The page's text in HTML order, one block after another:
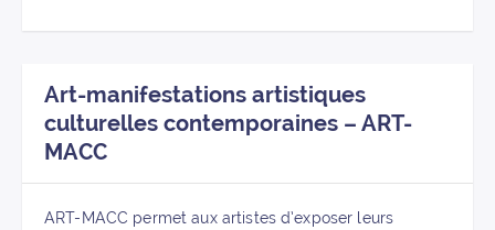
Art-manifestations artistiques
culturelles contemporaines – ART-
MACC
ART-MACC permet aux artistes d’exposer leurs